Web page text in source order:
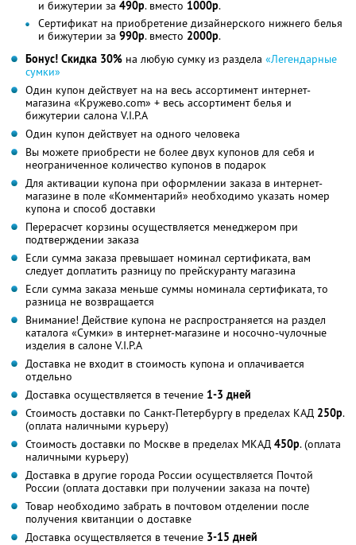
и бижутерии за 490р. вместо 1000р.
Сертификат на приобретение дизайнерского нижнего белья
и бижутерии за 990р. вместо 2000р.
Бонус! Скидка 30% на любую сумку из раздела «Легендарные
сумки»
Один купон действует на на весь ассортимент интернет-
магазина «Кружево.com» + весь ассортимент белья и
бижутерии салона V.I.P.A
Один купон действует на одного человека
Вы можете приобрести не более двух купонов для себя и
неограниченное количество купонов в подарок
Для активации купона при оформлении заказа в интернет-
магазине в поле «Комментарий» необходимо указать номер
купона и способ доставки
Перерасчет корзины осуществляется менеджером при
подтверждении заказа
Если сумма заказа превышает номинал сертификата, вам
следует доплатить разницу по прейскуранту магазина
Если сумма заказа меньше суммы номинала сертификата, то
разница не возвращается
Внимание! Действие купона не распространяется на раздел
каталога «Сумки» в интернет-магазине и носочно-чулочные
изделия в салоне V.I.P.A
Доставка не входит в стоимость купона и оплачивается
отдельно
Доставка осуществляется в течение 1-3 дней
Стоимость доставки по Санкт-Петербургу в пределах КАД 250р.
(оплата наличными курьеру)
Стоимость доставки по Москве в пределах МКАД 450р. (оплата
наличными курьеру)
Доставка в другие города России осуществляется Почтой
России (оплата доставки при получении заказа на почте)
Товар необходимо забрать в почтовом отделении после
получения квитанции о доставке
Доставка осуществляется в течение 3-15 дней